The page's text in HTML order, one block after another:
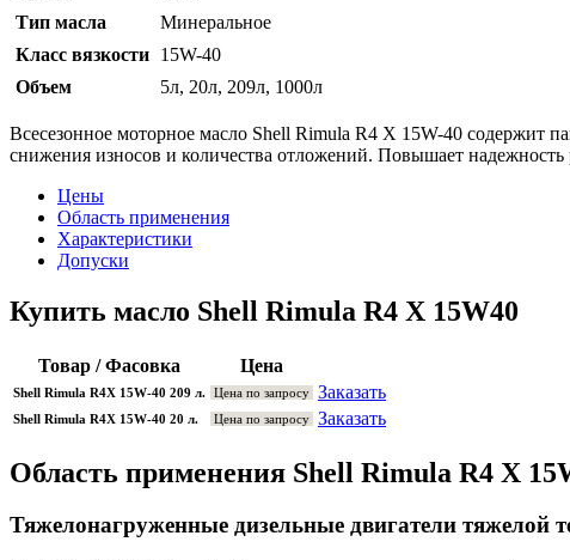
Тип масла
Минеральное
Класс вязкости 15W-40
Объем
5л, 20л, 209л, 1000л
Всесезонное моторное масло Shell Rimula R4 X 15W-40 содержит
снижения износов и количества отложений. Повышает надежность
Цены
Область применения
Характеристики
Допуски
Купить масло Shell Rimula R4 X 15W40
Товар / Фасовка Цена
Shell Rimula R4X 15W-40 209 л. Цена по запросу Заказать
Shell Rimula R4X 15W-40 20 л. Цена по запросу Заказать
Область применения Shell Rimula R4 X
Тяжелонагруженные дизельные двигатели тяжелой